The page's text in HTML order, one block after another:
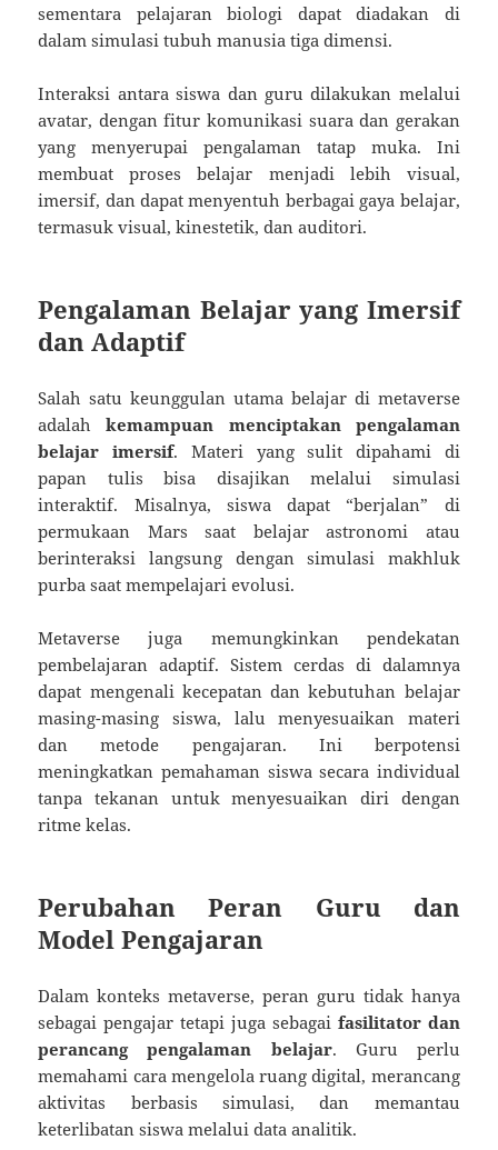
sementara pelajaran biologi dapat diadakan di
dalam simulasi tubuh manusia tiga dimensi.
Interaksi antara siswa dan guru dilakukan melalui
avatar, dengan fitur komunikasi suara dan gerakan
yang menyerupai pengalaman tatap muka. Ini
membuat proses belajar menjadi lebih visual,
imersif, dan dapat menyentuh berbagai gaya belajar,
termasuk visual, kinestetik, dan auditori.
Pengalaman Belajar yang Imersif
dan Adaptif
Salah satu keunggulan utama belajar di metaverse
adalahkemampuan menciptakan pengalaman
belajar imersif. Materi yang sulit dipahami di
papan tulis bisa disajikan melalui simulasi
interaktif. Misalnya, siswa dapat “berjalan” di
permukaan Mars saat belajar astronomi atau
berinteraksi langsung dengan simulasi makhluk
purba saat mempelajari evolusi.
Metaverse juga memungkinkan pendekatan
pembelajaran adaptif. Sistem cerdas di dalamnya
dapat mengenali kecepatan dan kebutuhan belajar
masing-masing siswa, lalu menyesuaikan materi
dan metode pengajaran. Ini berpotensi
meningkatkan pemahaman siswa secara individual
tanpa tekanan untuk menyesuaikan diri dengan
ritme kelas.
Perubahan Peran Guru dan
Model Pengajaran
Dalam konteks metaverse, peran guru tidak hanya
sebagai pengajar tetapi juga sebagai fasilitator dan
perancang pengalaman belajar. Guru perlu
memahami cara mengelola ruang digital, merancang
aktivitas berbasis simulasi, dan memantau
keterlibatan siswa melalui data analitik.